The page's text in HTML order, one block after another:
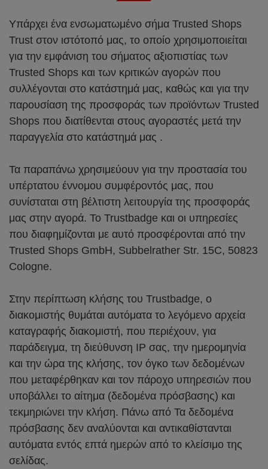
Υπάρχει ένα ενσωματωμένο σήμα Trusted Shops
Trust στον ιστότοπό μας, το οποίο χρησιμοποιείται
για την εμφάνιση του σήματος αξιοπιστίας των
Trusted Shops και των κριτικών αγορών που
συλλέγονται στο κατάστημά μας, καθώς και για την
παρουσίαση της προσφοράς των προϊόντων Trusted
Shops που διατίθενται στους αγοραστές μετά την
παραγγελία στο κατάστημά μας .
Τα παραπάνω χρησιμεύουν για την προστασία του
υπέρτατου έννομου συμφέροντός μας, που
συνίσταται στη βέλτιστη λειτουργία της προσφοράς
μας στην αγορά. Το Trustbadge και οι υπηρεσίες
που διαφημίζονται με αυτό προσφέρονται από την
Trusted Shops GmbH, Subbelrather Str. 15C, 50823
Cologne.
Στην περίπτωση κλήσης του Trustbadge, ο
διακομιστής θυμάται αυτόματα το λεγόμενο αρχεία
καταγραφής διακομιστή, που περιέχουν, για
παράδειγμα, τη διεύθυνση IP σας, την ημερομηνία
και την ώρα της κλήσης, τον όγκο των δεδομένων
που μεταφέρθηκαν και τον πάροχο υπηρεσιών που
υποβάλλει το αίτημα (δεδομένα πρόσβασης) και
τεκμηριώνει την κλήση. Πάνω από Τα δεδομένα
πρόσβασης δεν αναλύονται και αντικαθίστανται
αυτόματα εντός επτά ημερών από το κλείσιμο της
σελίδας.